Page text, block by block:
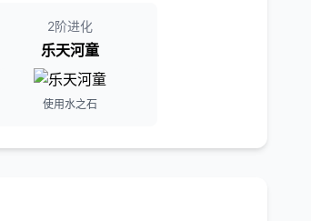
2阶进化
乐天河童
使用水之石